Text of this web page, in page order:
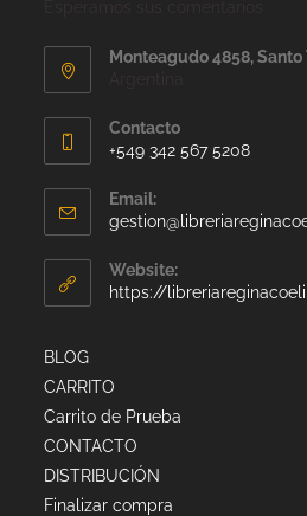
Monteagudo 4858, Santo
Contacto
+549 342 567 5208
Email:
Website:
https://
BLOG
CARRITO
Carrito de Prueba
CONTACTO
DISTRIBUCIÓN
Finalizar compra